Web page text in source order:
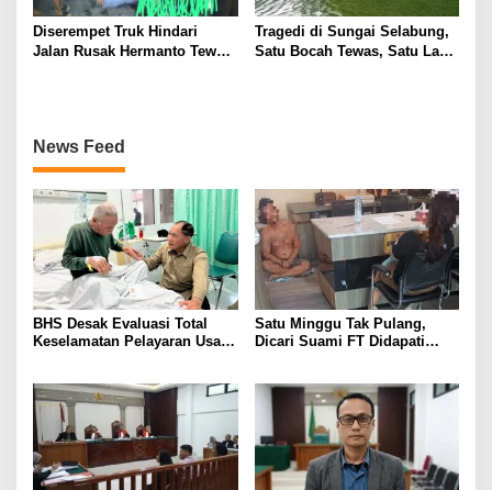
Diserempet Truk Hindari
Jalan Rusak Hermanto Tewas
Tragedi di Sungai Selabung,
Satu Bocah Tewas, Satu Lagi
News Feed
BHS Desak Evaluasi Total
Keselamatan Pelayaran Usai
Satu Minggu Tak Pulang,
Dicari Suami FT Didapati